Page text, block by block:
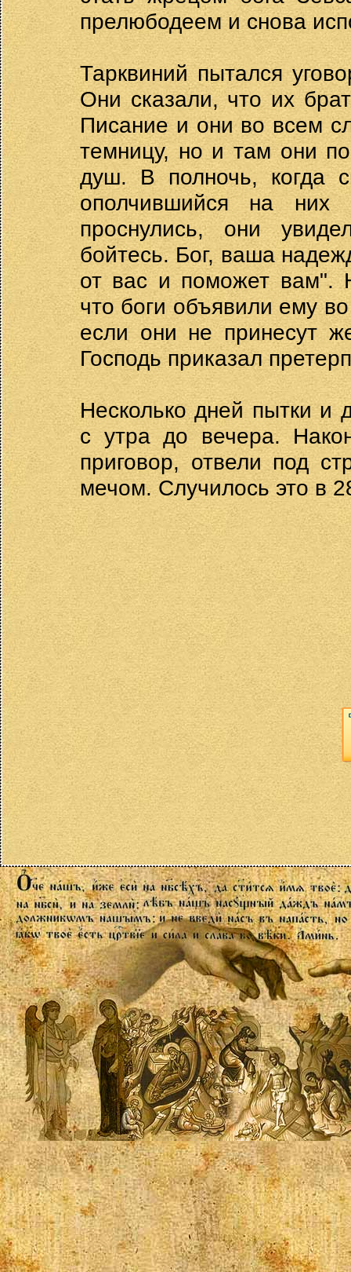
прелюбодеем и снова
Тарквиний пытался
Они сказали, что их
Писание и они во всем
темницу, но и там они
душ. В полночь, когда
ополчившийся на
проснулись, они
бойтесь. Бог, ваша
от вас и поможет вам".
что боги объявили ему
если они не принесут
Господь приказал
Несколько дней пытки и
с утра до вечера.
приговор, отвели под
мечом. Случилось это в